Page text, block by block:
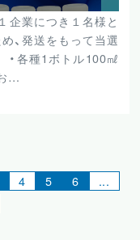
企業につき１名様と
、発送をもって当選
・各種1ボトル100㎖
…
4 5 6
...